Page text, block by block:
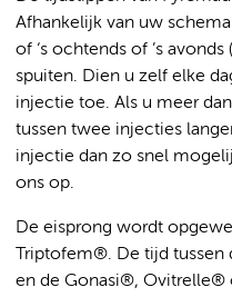
Afhankelijk van uw
of ‘s ochtends of ’s
spuiten. Dien u zelf elke
injectie toe. Als u meer
tussen twee injecties
injectie dan zo snel
ons op.
De eisprong wordt
Triptofem®. De tijd tussen
en de Gonasi®,